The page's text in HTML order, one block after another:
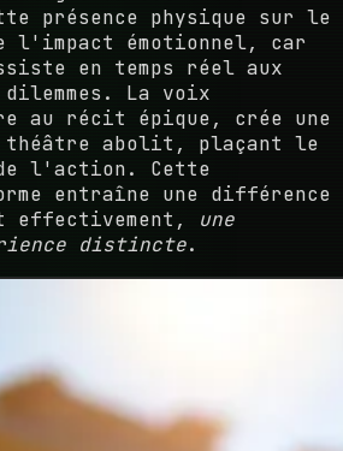
présence physique sur le
l'impact émotionnel, car
en temps réel aux
La voix
au récit épique, crée une
théâtre abolit, plaçant le
l'action. Cette
entraîne une différence
effectivement, une
distincte.